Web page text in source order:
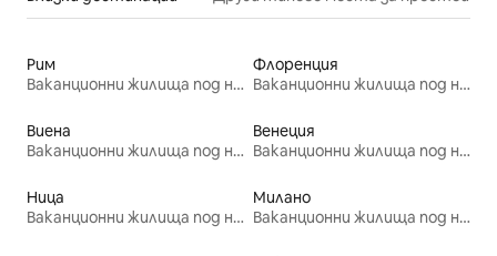
Рим
Ваканционни жилища под наем
Флоренция
Ваканционни жилища под наем
Виена
Ваканционни жилища под наем
Венеция
Ваканционни жилища под наем
Ница
Ваканционни жилища под наем
Милано
Ваканционни жилища под наем